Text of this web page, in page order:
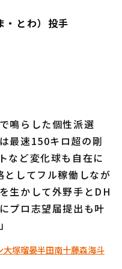
・とわ）投手
鳴らした個性派選
最速150キロ超の剛
など変化球も自在に
してフル稼働しなが
生かして外野手とDH
プロ志望届提出も叶
大塚瑠晏半田南十藤森海斗